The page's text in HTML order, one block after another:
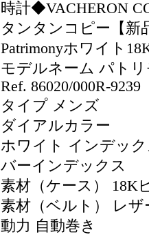
時計◆VACHERON
タンタンコピー【新
Patrimonyホワイト
モデルネーム パト
Ref. 86020/000R-9239
タイプ メンズ
ダイアルカラー
ホワイト インデッ
バーインデックス
素材（ケース） 18K
素材（ベルト） レ
動力 自動巻き